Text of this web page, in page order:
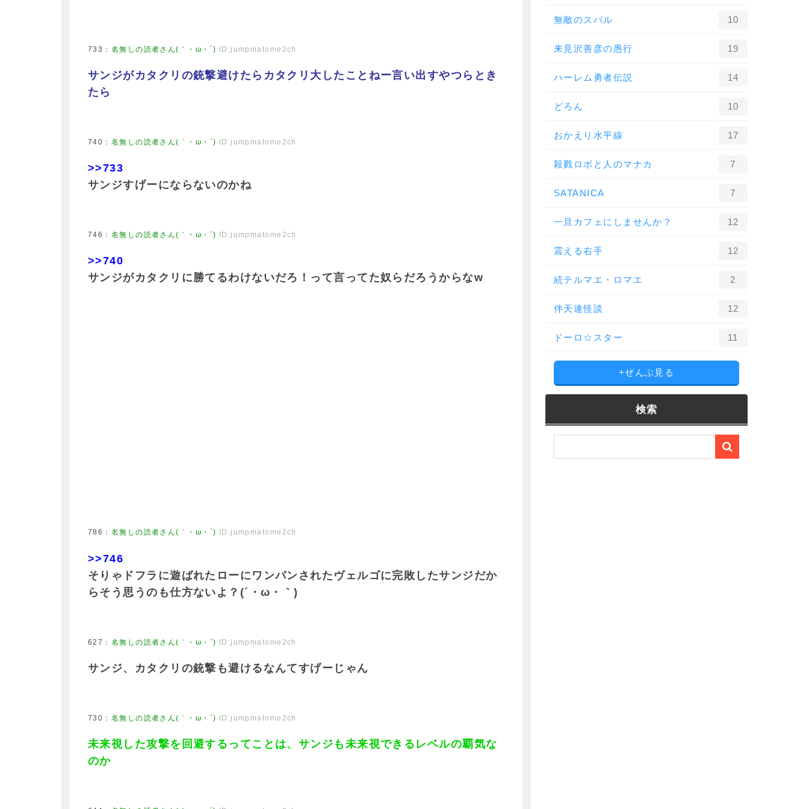
733 ： 名無しの読者さん(｀・ω・´) ID:jumpmatome2ch
サンジがカタクリの銃撃避けたらカタクリ大したことねー言い出すやつらとき
たら
740 ： 名無しの読者さん(｀・ω・´) ID:jumpmatome2ch
>>733
サンジすげーにならないのかね
746 ： 名無しの読者さん(｀・ω・´) ID:jumpmatome2ch
>>740
サンジがカタクリに勝てるわけないだろ！って言ってた奴らだろうからなw
786 ： 名無しの読者さん(｀・ω・´) ID:jumpmatome2ch
>>746
そりゃドフラに遊ばれたローにワンパンされたヴェルゴに完敗したサンジだか
らそう思うのも仕方ないよ？(´・ω・｀)
627 ： 名無しの読者さん(｀・ω・´) ID:jumpmatome2ch
サンジ、カタクリの銃撃も避けるなんてすげーじゃん
730 ： 名無しの読者さん(｀・ω・´) ID:jumpmatome2ch
未来視した攻撃を回避するってことは、サンジも未来視できるレベルの覇気な
のか
無敵のスバル 10
来見沢善彦の愚行 19
ハーレム勇者伝説 14
どろん 10
おかえり水平線 17
殺戮ロボと人のマナカ 7
SATANICA 7
一旦カフェにしませんか？ 12
震える右手 12
続テルマエ・ロマエ 2
伴天連怪談 12
ドーロ☆スター 11
+ぜんぶ見る
検索